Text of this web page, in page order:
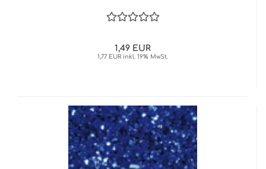
1,49 EUR
1,77 EUR inkl. 19% MwSt.